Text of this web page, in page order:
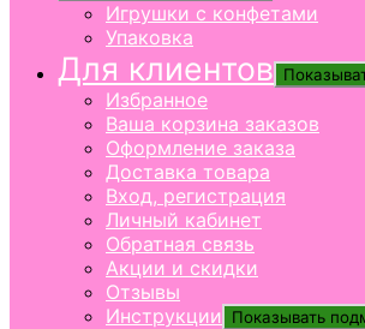
Игрушки с конфетами
Упаковка
Для клиентов
Избранное
Ваша корзина заказов
Оформление заказа
Доставка товара
Вход, регистрация
Личный кабинет
Обратная связь
Акции и скидки
Отзывы
Инструкции
Показывать